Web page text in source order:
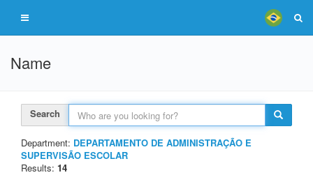
Name
Search
Department: DEPARTAMENTO DE ADMINISTRAÇÃO E
SUPERVISÃO ESCOLAR
Results: 14